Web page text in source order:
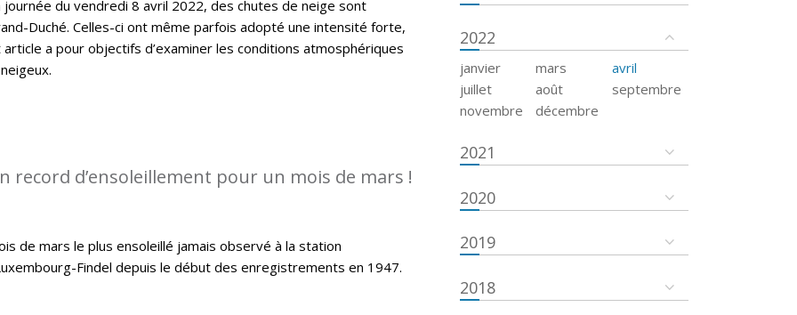
du vendredi 8 avril 2022, des chutes de neige sont
Duché. Celles-ci ont même parfois adopté une intensité forte,
a pour objectifs d’examiner les conditions atmosphériques
record d’ensoleillement pour un mois de mars !
de mars le plus ensoleillé jamais observé à la station
Findel depuis le début des enregistrements en 1947.
2022
janvier mars
avril
juillet
août
septembre
novembre
décembre
2021
2020
2019
2018